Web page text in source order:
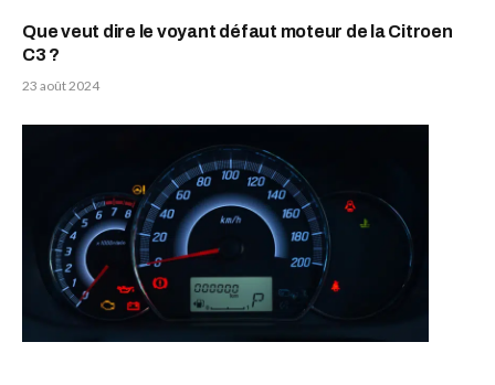
Que veut dire le voyant défaut moteur de la Citroen
C3 ?
23 août 2024